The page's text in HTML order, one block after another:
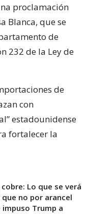
proclamación
Blanca, que se
de
232 de la Ley de
de
con
estadounidense
fortalecer la
Lo que se verá
no por arancel
impuso Trump a